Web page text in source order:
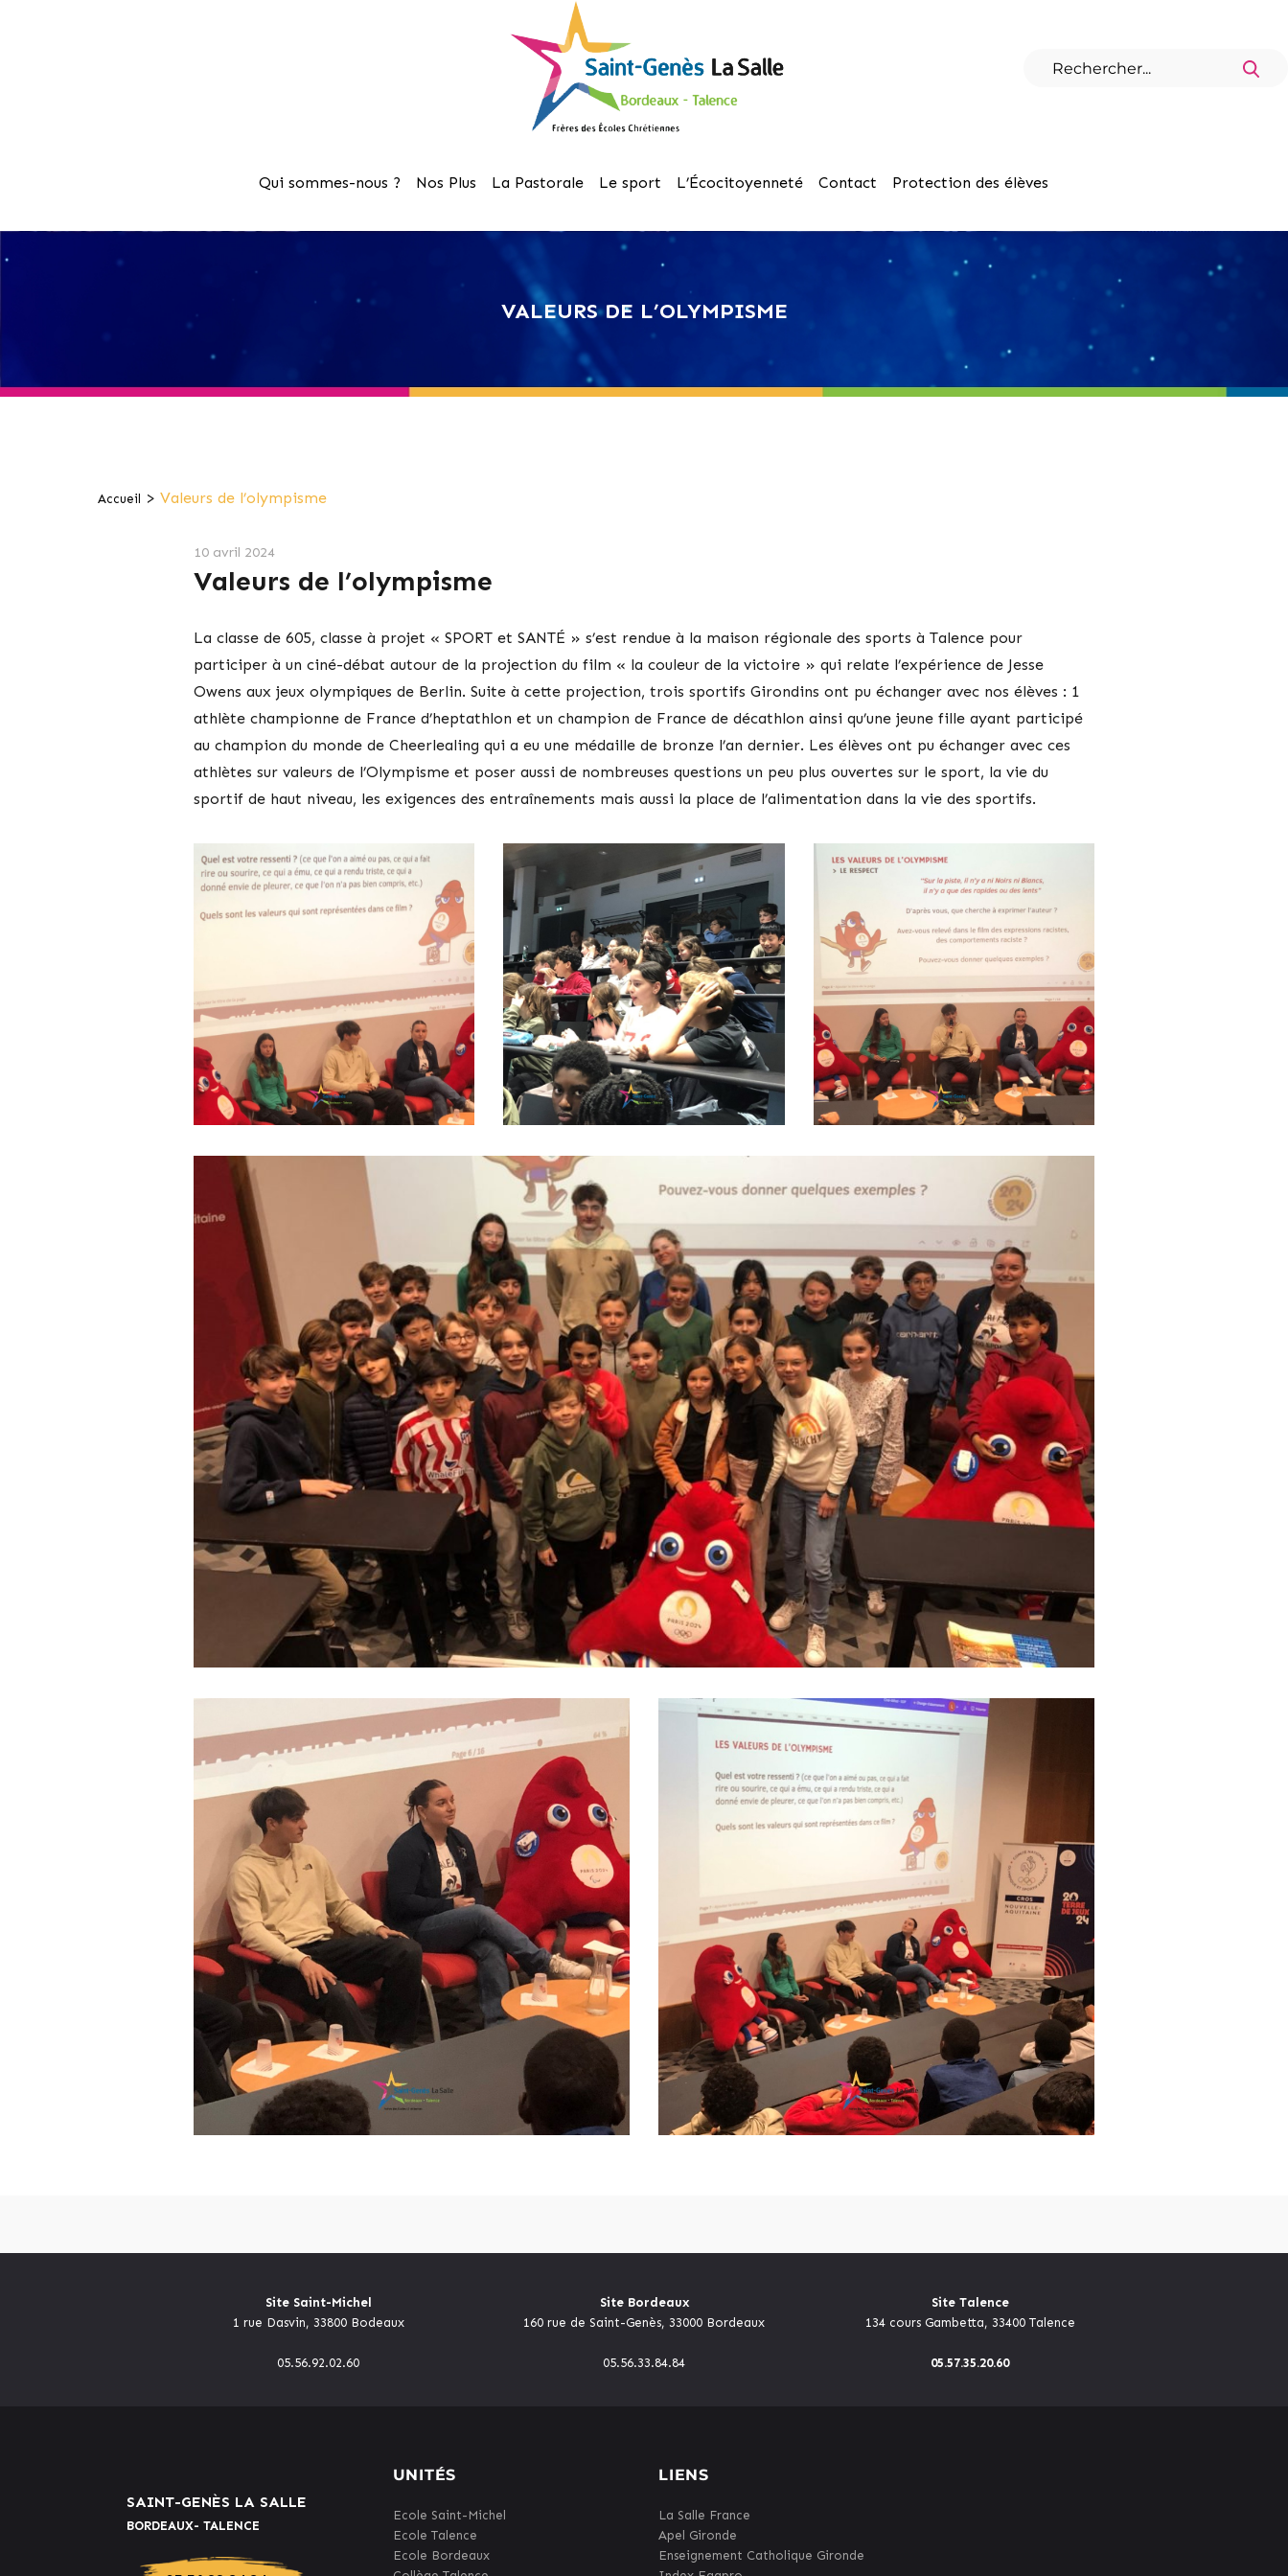
Qui sommes-nous ? Nos Plus La Pastorale Le sport L’Écocitoyenneté Contact Protection des élèves
VALEURS DE L’OLYMPISME
Accueil > Valeurs de l’olympisme
10 avril 2024
Valeurs de l’olympisme
La classe de 605, classe à projet « SPORT et SANTÉ » s’est rendue à la maison régionale des sports à Talence pour
participer à un ciné-débat autour de la projection du film « la couleur de la victoire » qui relate l’expérience de Jesse
Owens aux jeux olympiques de Berlin. Suite à cette projection, trois sportifs Girondins ont pu échanger avec nos élèves : 1
athlète championne de France d’heptathlon et un champion de France de décathlon ainsi qu’une jeune fille ayant participé
au champion du monde de Cheerlealing qui a eu une médaille de bronze l’an dernier. Les élèves ont pu échanger avec ces
athlètes sur valeurs de l’Olympisme et poser aussi de nombreuses questions un peu plus ouvertes sur le sport, la vie du
sportif de haut niveau, les exigences des entraînements mais aussi la place de l’alimentation dans la vie des sportifs.
Site Saint-Michel
1 rue Dasvin, 33800 Bodeaux
05.56.92.02.60
Site Bordeaux
160 rue de Saint-Genès, 33000 Bordeaux
05.56.33.84.84
Site Talence
134 cours Gambetta, 33400 Talence
05.57.35.20.60
SAINT-GENÈS LA SALLE
BORDEAUX- TALENCE
UNITÉS
Ecole Saint-Michel
Ecole Talence
Ecole Bordeaux
LIENS
La Salle France
Apel Gironde
Enseignement Catholique Gironde